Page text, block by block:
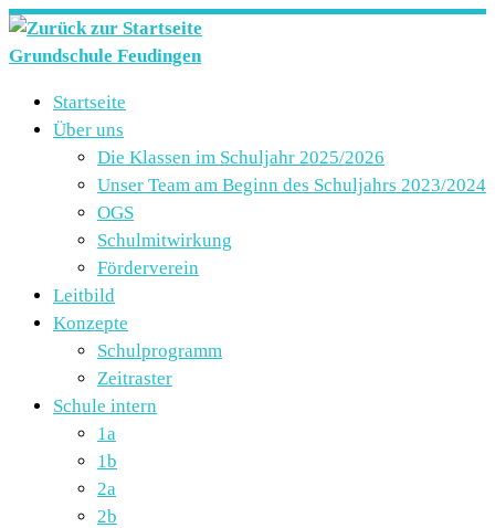
Zum
Inhalt
Grundschule Feudingen
Startseite
Über uns
Die Klassen im Schuljahr 2025/2026
Unser Team am Beginn des Schuljahrs 2023/2024
OGS
Schulmitwirkung
Förderverein
Leitbild
Konzepte
Schulprogramm
Zeitraster
Schule intern
1a
1b
2a
2b